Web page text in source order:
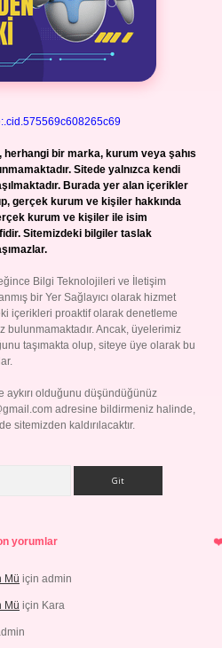
herhangi bir marka, kurum veya şahıs
Sitede yalnızca kendi
Burada yer alan içerikler
gerçek kurum ve kişiler hakkında
kurum ve kişiler ile isim
Sitemizdeki bilgiler taslak
Bilgi Teknolojileri ve İletişim
bir Yer Sağlayıcı olarak hizmet
içerikleri proaktif olarak denetleme
bulunmamaktadır. Ancak, üyelerimiz
taşımakta olup, siteye üye olarak bu
olduğunu düşündüğünüz
adresine bildirmeniz halinde,
sitemizden kaldırılacaktır.
yorumlar
Mü için admin
Mü için Kara